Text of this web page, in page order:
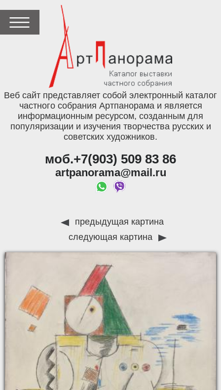
Веб сайт представляет собой электронный каталог
частного собрания Артпанорама и является
информационным ресурсом, созданным для
популяризации и изучения творчества русских и
советских художников.
моб.+7(903) 509 83 86
artpanorama@mail.ru
предыдущая картина
следующая картина